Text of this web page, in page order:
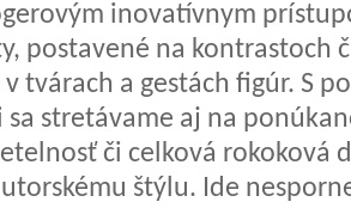
inovatívnym
postavené na kontrastoch
tvárach a gestách figúr. S
stretávame aj na
či celková rokoková
štýlu. Ide